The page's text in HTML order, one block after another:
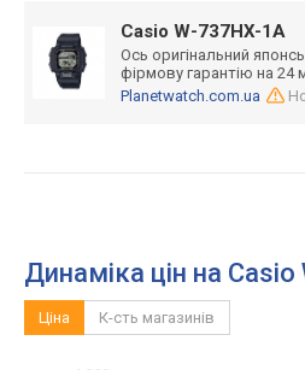
Casio W-737HX-1A
Ось оригінальний
фірмову гарантію на 24
Planetwatch.com.ua
Динаміка цін на
Ціна К-сть магазинів